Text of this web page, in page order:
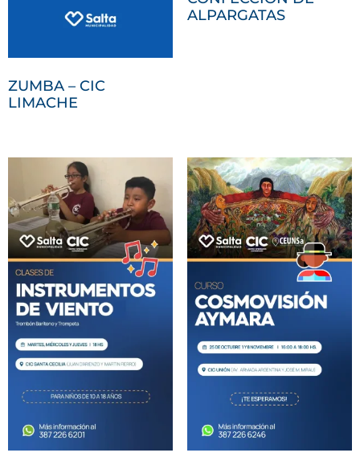
ZUMBA – CIC
LIMACHE
ALPARGATAS